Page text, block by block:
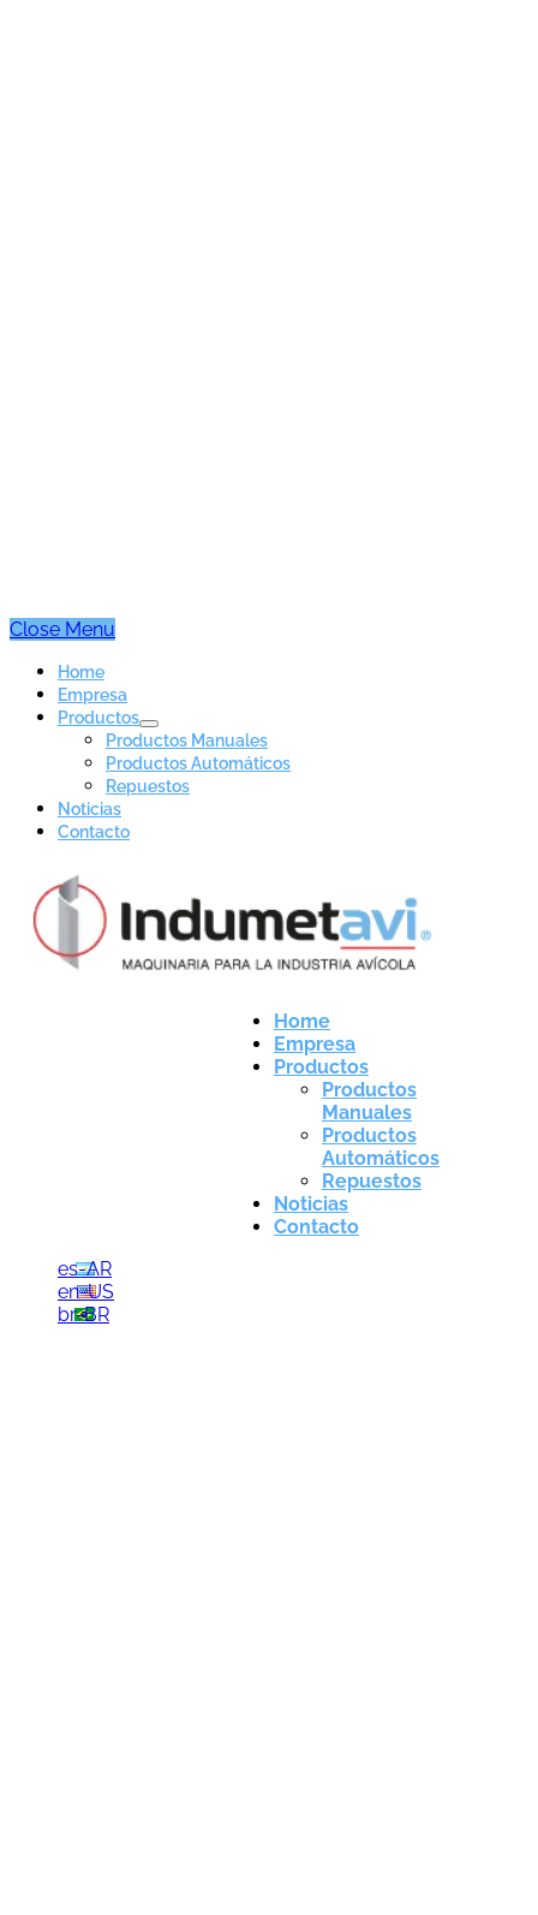
Close Menu
Home
Empresa
Productos
Productos Manuales
Productos Automáticos
Repuestos
Noticias
Contacto
Home
Empresa
Productos
Productos
Manuales
Productos
Automáticos
Repuestos
Noticias
Contacto
es-AR
en-US
br-BR